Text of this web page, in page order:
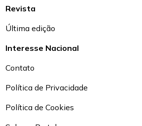
Revista
Última edição
Interesse Nacional
Contato
Política de Privacidade
Política de Cookies